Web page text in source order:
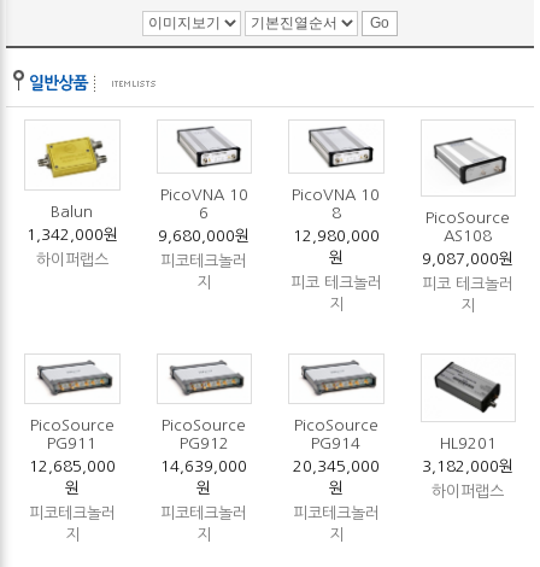
Balun
1,342,000원
하이퍼랩스
PicoVNA 10
6
9,680,000원
피코테크놀러
지
PicoVNA 10
8
12,980,000
원
피코 테크놀러
지
PicoSource
AS108
9,087,000원
피코 테크놀러
지
PicoSource
PG911
12,685,000
원
피코테크놀러
지
PicoSource
PG912
14,639,000
원
피코테크놀러
지
PicoSource
PG914
20,345,000
원
피코테크놀러
지
HL9201
3,182,000원
하이퍼랩스